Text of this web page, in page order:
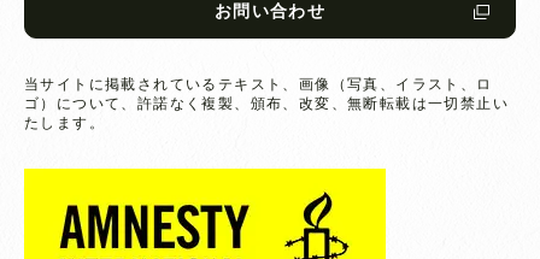
お問い合わせ
当サイトに掲載されているテキスト、画像（写真、イラスト、ロ
ゴ）について、 許諾なく複製、頒布、改変、無断転載は一切禁止い
たします。